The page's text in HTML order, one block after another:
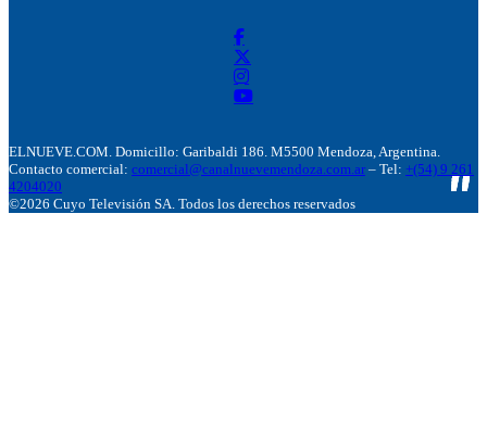
ELNUEVE.COM. Domicillo: Garibaldi 186. M5500 Mendoza, Argentina.
Contacto comercial: comercial@canalnuevemendoza.com.ar – Tel: +(54) 9 261
4204020
©2026 Cuyo Televisión SA. Todos los derechos reservados